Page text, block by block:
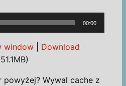
00:00
window| Download
powyżej? Wywal cache z